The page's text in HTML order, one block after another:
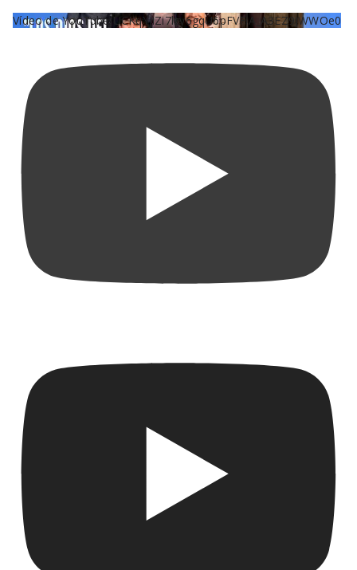
Vídeo de YouTube UCKqYjiZi7lzy6gqU6pFVFiA_A3EZ9JWWOe0